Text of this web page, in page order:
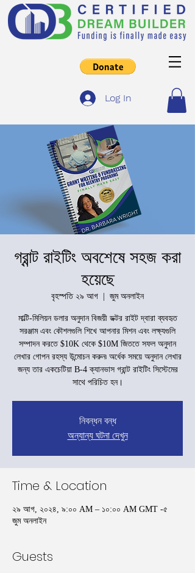
Log In
গ্রান্ট রাইটিং অবশেষে সহজ করা
হয়েছে
বৃহস্পতি ২৯ আগ
  |
জুম অনলাইন
মাল্টি-মিলিয়ন ডলার অনুদান বিজয়ী ডক্টর রাইট দ্বারা ব্যবহৃত
সরঞ্জাম এবং কৌশলগুলি শিখে আপনার মিশন এবং লক্ষ্যগুলি
সম্পাদন করতে $10K থেকে $10M জিততে সফল অনুদান
লেখার গোপন রহস্য উন্মোচন করুন৷ অর্ধেক সময়ে অনুদান লেখার
জন্য তার একচেটিয়া B-4 ক্যানভাস গ্রান্ট রাইটিং সিস্টেমের
সাথে পরিচিত হন।
নিবন্ধন বন্ধ
অন্যান্য ঘটনা দেখুন
Time & Location
২৯ আগ, ২০২৪, ৯:০০ AM – ১০:০০ AM GMT -৫
জুম অনলাইন
Guests